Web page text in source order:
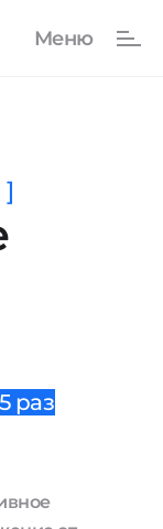
]
раз